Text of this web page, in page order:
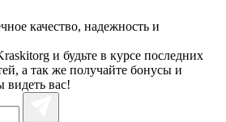
качество, надежность и
и будьте в курсе последних
а так же получайте бонусы и
видеть вас!